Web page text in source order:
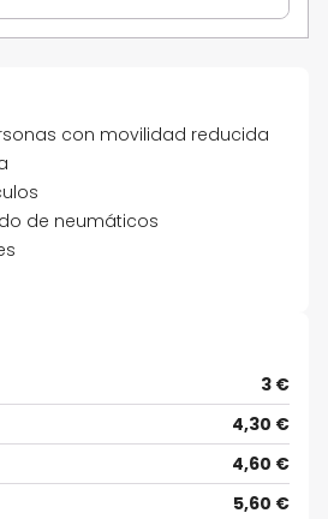
con movilidad reducida
de neumáticos
3 €
4,30 €
4,60 €
5,60 €